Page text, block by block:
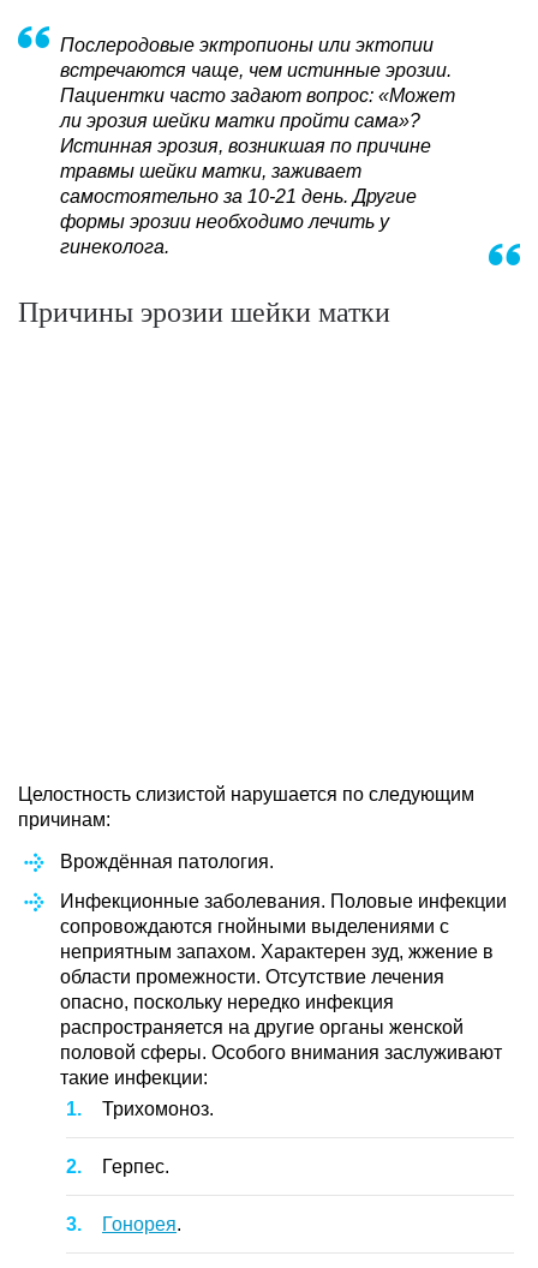
Послеродовые эктропионы или эктопии
встречаются чаще, чем истинные эрозии.
Пациентки часто задают вопрос: «Может
ли эрозия шейки матки пройти сама»?
Истинная эрозия, возникшая по причине
травмы шейки матки, заживает
самостоятельно за 10-21 день. Другие
формы эрозии необходимо лечить у
гинеколога.
Причины эрозии шейки матки
Целостность слизистой нарушается по следующим
причинам:
Врождённая патология.
Инфекционные заболевания. Половые инфекции
сопровождаются гнойными выделениями с
неприятным запахом. Характерен зуд, жжение в
области промежности. Отсутствие лечения
опасно, поскольку нередко инфекция
распространяется на другие органы женской
половой сферы. Особого внимания заслуживают
такие инфекции:
Трихомоноз.
Герпес.
Гонорея.